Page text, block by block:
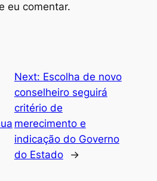
eu comentar.
Next: Escolha de novo
conselheiro seguirá
critério de
merecimento e
indicação do Governo
do Estado
→